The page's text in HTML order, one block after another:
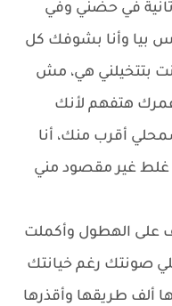
في حضني وفي
بيا وأنا بشوفك كل
بتتخيلني هي، مش
هتفهم لأنك
أقرب منك، أنا
غلط غير مقصود مني
على الهطول وأكملت
صونتك رغم خيانتك
ألف طريقها وأقذرها